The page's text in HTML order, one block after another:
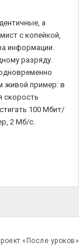
а
с копейкой,
информации.
разряду.
живой пример: в
скорость
100 Мбит/
2 Мб/с.
«После уроков»